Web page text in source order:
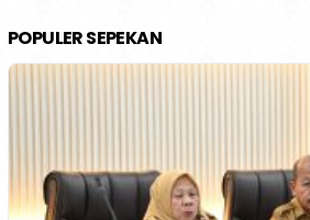
POPULER SEPEKAN